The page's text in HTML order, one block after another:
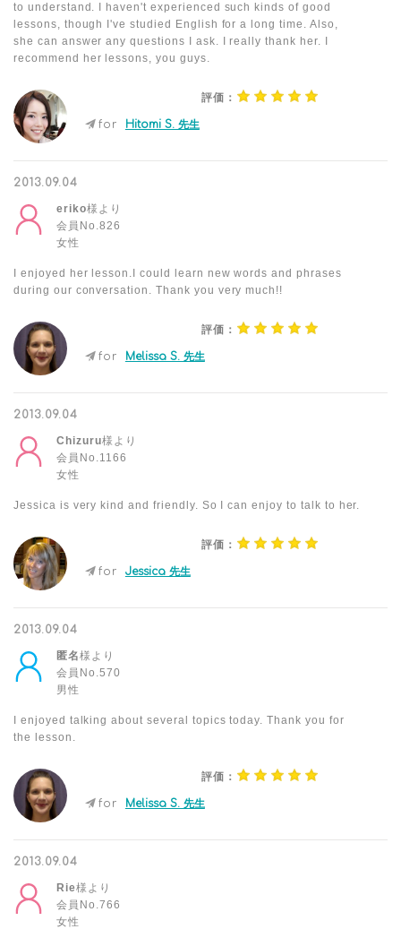
to understand. I haven't experienced such kinds of good
lessons, though I've studied English for a long time. Also,
she can answer any questions I ask. I really thank her. I
recommend her lessons, you guys.
評価：
for Hitomi S. 先生
2013.09.04
eriko様より
会員No.826
女性
I enjoyed her lesson.I could learn new words and phrases
during our conversation. Thank you very much!!
評価：
for Melissa S. 先生
2013.09.04
Chizuru様より
会員No.1166
女性
Jessica is very kind and friendly. So I can enjoy to talk to her.
評価：
for Jessica 先生
2013.09.04
匿名様より
会員No.570
男性
I enjoyed talking about several topics today. Thank you for
the lesson.
評価：
for Melissa S. 先生
2013.09.04
Rie様より
会員No.766
女性